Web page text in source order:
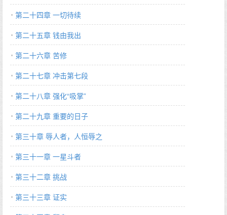
第二十四章 一切待续
第二十五章 钱由我出
第二十六章 苦修
第二十七章 冲击第七段
第二十八章 强化“吸掌”
第二十九章 重要的日子
第三十章 辱人者，人恒辱之
第三十一章 一星斗者
第三十二章 挑战
第三十三章 证实